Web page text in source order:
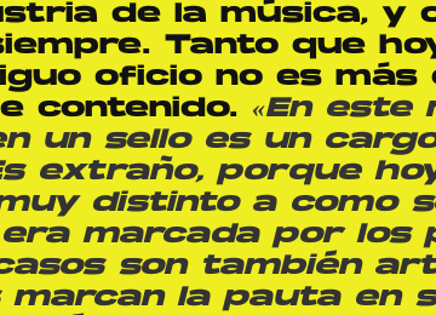
de la música, y
Tanto que
oficio no es más
contenido. «En este
un sello es un
extraño, porque
distinto a como
era marcada por los
son también
la pauta en